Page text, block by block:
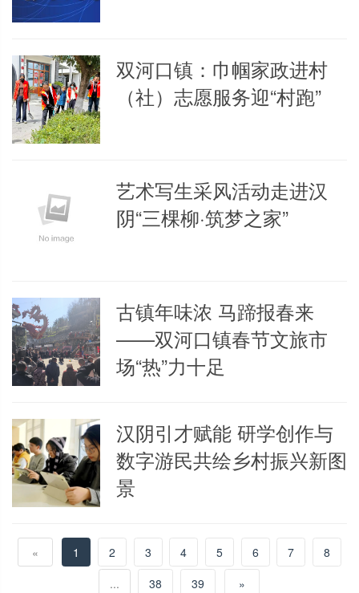
双河口镇：巾帼家政进村
（社）志愿服务迎“村跑”
艺术写生采风活动走进汉
阴“三棵柳·筑梦之家”
古镇年味浓 马蹄报春来
——双河口镇春节文旅市
场“热”力十足
汉阴引才赋能 研学创作与
数字游民共绘乡村振兴新图
景
« 1 2 3 4 5 6 7
8
...
38 39 »